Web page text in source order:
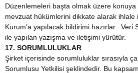
Düzenlemeleri başta olmak üzere
mevzuat hükümlerini dikkate alarak ihlale
Kurum’a yapılacak bildirimi hazırlar. Veri
ile yapılan yazışma ve iletişimi yürütür.
17. SORUMLULUKLAR
Şirket içerisinde sorumluluklar sırasıyla
Sorumlusu Yetkilisi şeklindedir. Bu